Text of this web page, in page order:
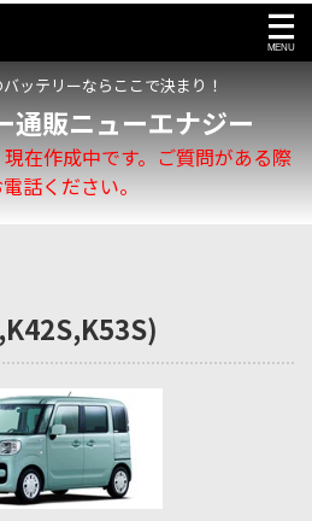
ッテリーならここで決まり！
通販ニューエナジー
在作成中です。ご質問がある際
話ください。